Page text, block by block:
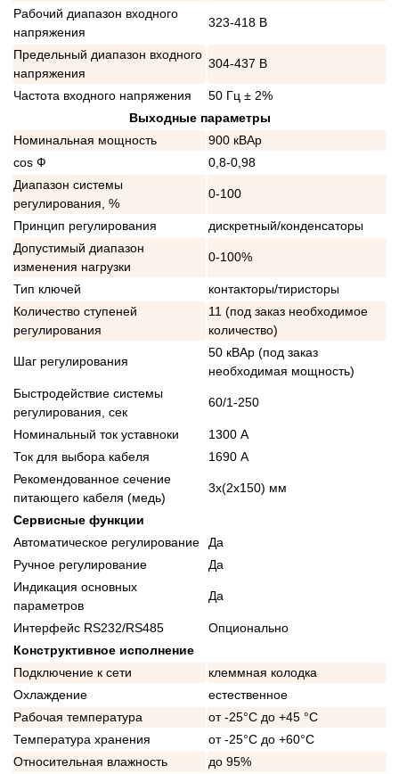
Рабочий диапазон входного
напряжения
323-418 В
Предельный диапазон входного
напряжения
304-437 В
Частота входного напряжения
50 Гц ± 2%
Выходные параметры
Номинальная мощность
900 кВАр
cos Ф
0,8-0,98
Диапазон системы
регулирования, %
0-100
Принцип регулирования
дискретный/конденсаторы
Допустимый диапазон
изменения нагрузки
0-100%
Тип ключей
контакторы/тиристоры
Количество ступеней
регулирования
11 (под заказ необходимое
количество)
Шаг регулирования
50 кВАр (под заказ
необходимая мощность)
Быстродействие системы
регулирования, сек
60/1-250
Номинальный ток уставноки
1300 А
Ток для выбора кабеля
1690 А
Рекомендованное сечение
питающего кабеля (медь)
3x(2x150) мм
Сервисные функции
Автоматическое регулирование
Да
Ручное регулирование
Да
Индикация основных
параметров
Да
Интерфейс RS232/RS485
Опционально
Конструктивное исполнение
Подключение к сети
клеммная колодка
Охлаждение
естественное
Рабочая температура
от -25°C до +45 °C
Температура хранения
от -25°C до +60°C
Относительная влажность
до 95%